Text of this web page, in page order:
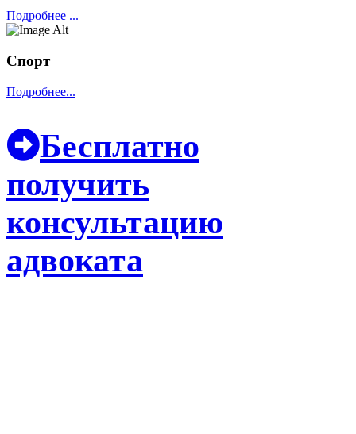
Подробнее ...
Спорт
Подробнее...
Бесплатно
получить
консультацию
адвоката